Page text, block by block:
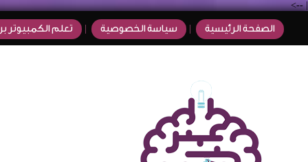
|
-->
الصفحة الرئيسية سياسة الخصوصية تعلم الكمبيوتر